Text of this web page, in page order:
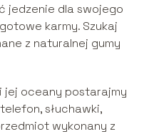
jedzenie dla swojego
karmy. Szukaj
z naturalnej gumy
jej oceany postarajmy
słuchawki,
wykonany z